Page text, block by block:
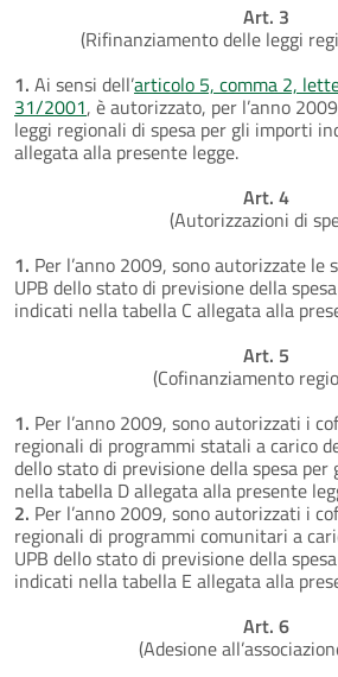
Art. 3
(Rifinanziamento delle leggi
1. Ai sensi dell’articolo 5, comma 2,
31/2001, è autorizzato, per l’anno
leggi regionali di spesa per gli importi
allegata alla presente legge.
Art. 4
(Autorizzazioni di
1. Per l’anno 2009, sono autorizzate le
UPB dello stato di previsione della
indicati nella tabella C allegata alla
Art. 5
(Cofinanziamento
1. Per l’anno 2009, sono autorizzati i
regionali di programmi statali a carico
dello stato di previsione della spesa
nella tabella D allegata alla presente
2. Per l’anno 2009, sono autorizzati i
regionali di programmi comunitari a
UPB dello stato di previsione della
indicati nella tabella E allegata alla
Art. 6
(Adesione